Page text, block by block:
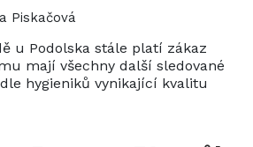
Piskačová
u Podolska stále platí zákaz
mají všechny další sledované
hygieniků vynikající kvalitu